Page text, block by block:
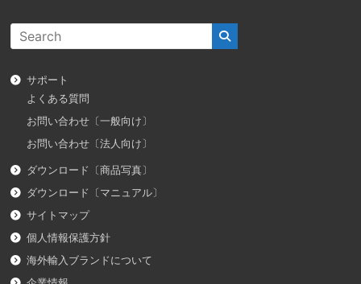
サポート
よくある質問
お問い合わせ〔一般向け〕
お問い合わせ〔法人向け〕
ダウンロード〔商品写真〕
ダウンロード〔マニュアル〕
サイトマップ
個人情報保護方針
海外輸入ブランドについて